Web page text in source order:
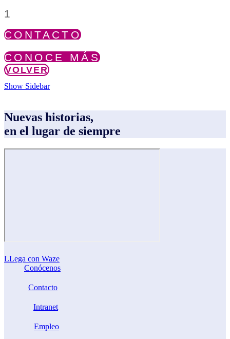
1
CONTACTO
CONOCE MÁS
VOLVER
Show Sidebar
Nuevas historias,
en el lugar de siempre
LLega con Waze
Conócenos
Contacto
Intranet
Empleo